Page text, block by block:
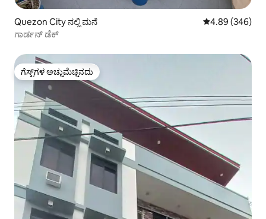
Quezon City ನಲ್ಲಿ ಮನೆ 5 ರಲ್ಲಿ 4.89
4.89 (346)
ಗಾರ್ಡನ್ ಡೆಕ್
ಗೆಸ್ಟ್‌ಗಳ ಅಚ್ಚುಮೆಚ್ಚಿನದು
ಗೆಸ್ಟ್‌ಗಳ ಅಚ್ಚುಮೆಚ್ಚಿನದು